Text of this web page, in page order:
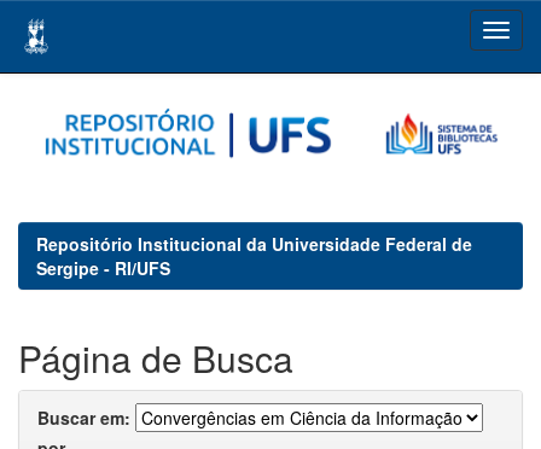
navigation
Repositório Institucional da Universidade Federal de
Sergipe - RI/UFS
Página de Busca
Buscar em: